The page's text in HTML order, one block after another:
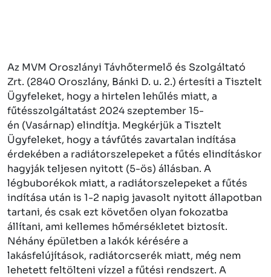
Az MVM Oroszlányi Távhőtermelő és Szolgáltató
Zrt. (2840 Oroszlány, Bánki D. u. 2.) értesíti a Tisztelt
Ügyfeleket, hogy a hirtelen lehűlés miatt, a
fűtésszolgáltatást 2024 szeptember 15-
én (Vasárnap) elindítja. Megkérjük a Tisztelt
Ügyfeleket, hogy a távfűtés zavartalan indítása
érdekében a radiátorszelepeket a fűtés elindításkor
hagyják teljesen nyitott (5-ös) állásban. A
légbuborékok miatt, a radiátorszelepeket a fűtés
indítása után is 1-2 napig javasolt nyitott állapotban
tartani, és csak ezt követően olyan fokozatba
állítani, ami kellemes hőmérsékletet biztosít.
Néhány épületben a lakók kérésére a
lakásfelújítások, radiátorcserék miatt, még nem
lehetett feltölteni vízzel a fűtési rendszert. A